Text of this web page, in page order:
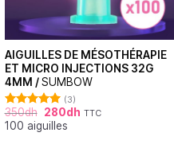
AIGUILLES DE MÉSOTHÉRAPIE
ET MICRO INJECTIONS 32G
4MM /SUMBOW
Note5.00
sur 5
(3)
350dh 280dh TTC
100 aiguilles